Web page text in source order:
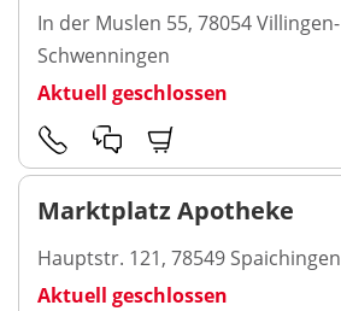
In der Muslen 55, 78054 Villingen-
Schwenningen
Aktuell geschlossen
Marktplatz Apotheke
Hauptstr. 121, 78549 Spaichingen
Aktuell geschlossen